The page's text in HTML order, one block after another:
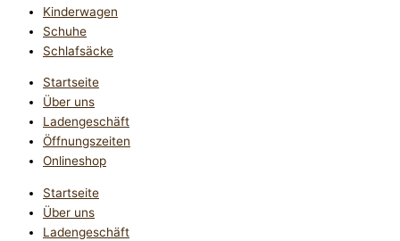
Kinderwagen
Schuhe
Schlafsäcke
Startseite
Über uns
Ladengeschäft
Öffnungszeiten
Onlineshop
Startseite
Über uns
Ladengeschäft